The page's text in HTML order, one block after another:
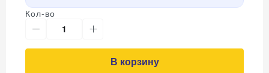
Кол-во
В корзину